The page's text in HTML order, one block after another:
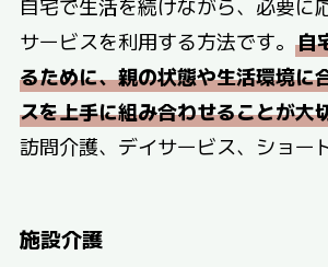
サービスを利用する方法です。 自
るために、親の状態や生活環境に
スを上手に組み合わせることが大
訪問介護、デイサービス、ショー
施設介護